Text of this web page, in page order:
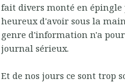
fait divers monté en
heureux d'avoir sous la
genre d'information n'a
journal sérieux.
Et de nos jours ce sont trop